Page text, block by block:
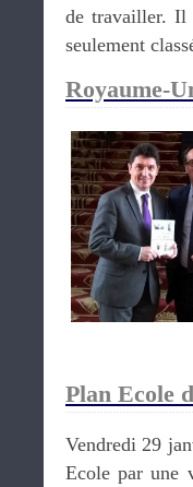
de travailler. Il
seulement
Royaume-
Plan Ecole
Vendredi 29
Ecole par une